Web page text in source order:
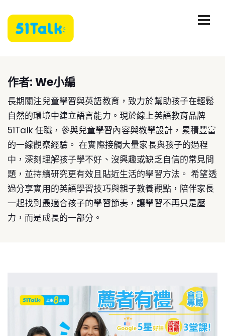
作者:We小編
長期關注兒童學習與英語教育，致力於幫助孩子在輕鬆
自然的環境中建立語言能力。現於線上英語教育品牌
51Talk 任職，參與兒童學習內容與教學設計，累積豐富
的一線觀察經驗。 在實際接觸大量家長與孩子的過程
中，深刻理解孩子學不好、沒興趣或缺乏自信的常見問
題，並持續研究更有效且貼近生活的學習方法。 希望透
過分享實用的英語學習技巧與親子教養觀點，陪伴家長
一起找到最適合孩子的學習節奏，讓學習不再只是壓
力，而是成長的一部分。